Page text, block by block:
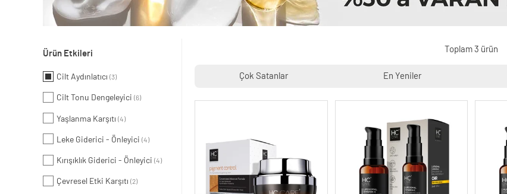
Ürün Etkileri
Cilt Aydınlatıcı (3)
Cilt Tonu Dengeleyici (6)
Yaşlanma Karşıtı (4)
Leke Giderici - Önleyici (4)
Kırışıklık Giderici - Önleyici (4)
Çevresel Etki Karşıtı (2)
Toplam 3 ürün
Çok Satanlar En Yeniler